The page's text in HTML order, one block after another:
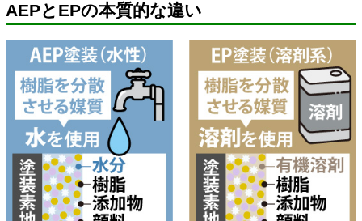
AEPとEPの本質的な違い